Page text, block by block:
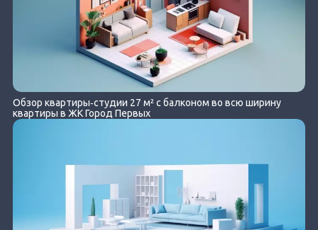
Обзор квартиры‐студии 27 м² с балконом во всю ширину
квартиры в ЖК Город Первых